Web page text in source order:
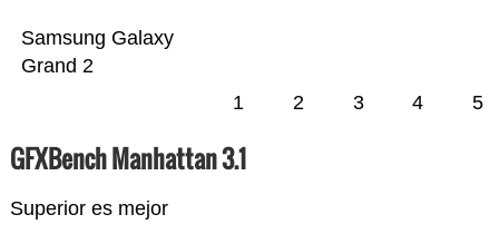
Samsung Galaxy
Grand 2
1 2 3 4 5
GFXBench Manhattan 3.1
Superior es mejor